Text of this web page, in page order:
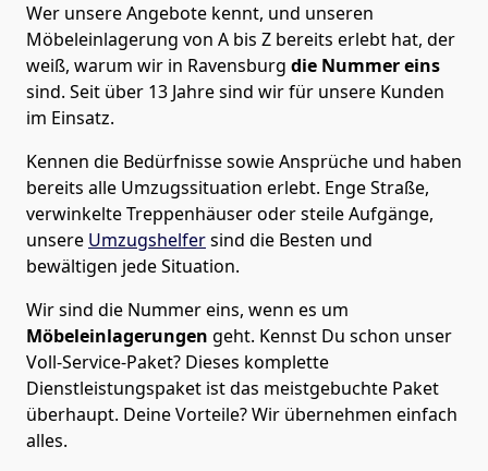
Wer unsere Angebote kennt, und unseren
Möbeleinlagerung von A bis Z bereits erlebt hat, der
weiß, warum wir in Ravensburg die Nummer eins
sind. Seit über 13 Jahre sind wir für unsere Kunden
im Einsatz.
Kennen die Bedürfnisse sowie Ansprüche und haben
bereits alle Umzugssituation erlebt. Enge Straße,
verwinkelte Treppenhäuser oder steile Aufgänge,
unsere Umzugshelfersind die Besten und
bewältigen jede Situation.
Wir sind die Nummer eins, wenn es um
Möbeleinlagerungen geht. Kennst Du schon unser
Voll-Service-Paket? Dieses komplette
Dienstleistungspaket ist das meistgebuchte Paket
überhaupt. Deine Vorteile? Wir übernehmen einfach
alles.